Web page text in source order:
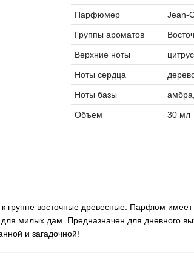
Парфюмер Jean-
Группы ароматов
Верхние ноты
Ноты сердца
Ноты базы
Объем 30 мл
восточные древесные. Парфюм имеет
милых дам. Предназначен для дневного
и загадочной!